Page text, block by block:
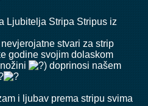
Ljubitelja Stripa Stripusiz
stvari za strip
godine svojim dolaskom
) doprinosi našem
i ljubav prema stripu svima